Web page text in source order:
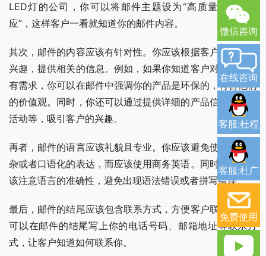
LED灯的公司，你可以将邮件主题设为“高质量LED灯供
应”，这样客户一看就知道你的邮件内容。
其次，邮件的内容应该有针对性。你应该根据客户的需求和
兴趣，提供相关的信息。例如，如果你知道客户对环保产品
有需求，你可以在邮件中强调你的产品是环保的，符合他们
的价值观。同时，你还可以通过提供详细的产品信息、优惠
活动等，吸引客户的兴趣。
再者，邮件的语言应该礼貌且专业。你应该避免使用过于复
杂或者口语化的表达，而应该使用商务英语。同时，你还应
该注意语言的准确性，避免出现语法错误或者拼写错误。
最后，邮件的结尾应该包含联系方式，方便客户联系你。你
可以在邮件的结尾写上你的电话号码、邮箱地址等联系方
式，让客户知道如何联系你。
微信咨询
在线咨询
客服:杜程
客服:杜广
免费使用